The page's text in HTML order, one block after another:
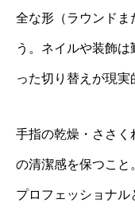
全な形（ラウンドま
う。ネイルや装飾
った切り替えが現実
手指の乾燥・ささく
の清潔感を保つこと
プロフェッショナル